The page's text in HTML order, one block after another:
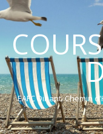
EAFC Dinant. Chemin